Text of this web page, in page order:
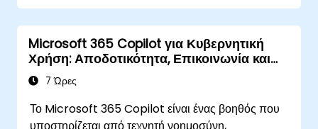
Microsoft 365 Copilot για Κυβερνητική
Χρήση: Αποδοτικότητα, Επικοινωνία και
Διορατικότητα
7 Ώρες
Το Microsoft 365 Copilot είναι ένας βοηθός που
υποστηρίζεται από τεχνητή νοημοσύνη,